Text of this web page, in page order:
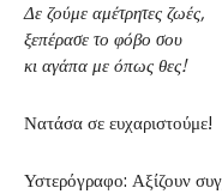
Δε ζούμε αμέτρητες ζωές,
ξεπέρασε το φόβο σου
κι αγάπα με όπως θες!
Νατάσα σε ευχαριστούμε!
Υστερόγραφο: Αξίζουν